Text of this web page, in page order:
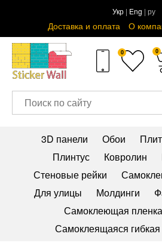
Укр | Eng | ру
Доставка и оплата О
0 0
3D панели Обои
Плинтус
Ковролин
Стеновые рейки
Для улицы
Молдинги
Самоклеющая
Самоклеящаяся гибкая